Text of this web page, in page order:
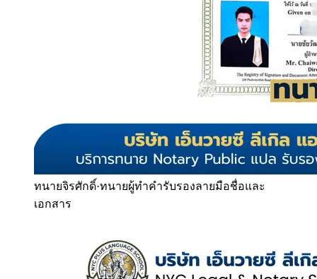
ทนายจิรศักดิ์·ทนายผู้ทำคำรับรองลายมือชื่อและ
เอกสาร